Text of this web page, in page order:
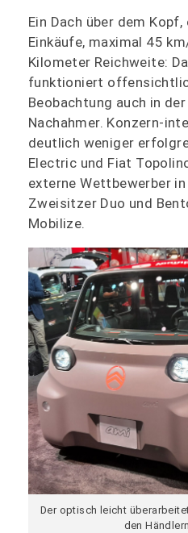
Ein Dach über dem
Einkäufe, maximal 45
Kilometer Reichweite:
funktioniert
Beobachtung auch in
Nachahmer. Konzern-
deutlich weniger
Electric und Fiat
externe Wettbewerber
Zweisitzer Duo und
Mobilize.
Der optisch leicht
den